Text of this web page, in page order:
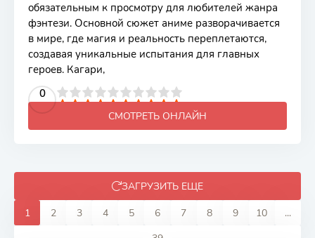
обязательным к просмотру для любителей жанра
фэнтези. Основной сюжет аниме разворачивается
в мире, где магия и реальность переплетаются,
создавая уникальные испытания для главных
героев. Кагари,
0
4 5 6 7 8 9 10
СМОТРЕТЬ ОНЛАЙН
ЗАГРУЗИТЬ ЕЩЕ
1
2 3 4 5 6 7 8 9 10
...